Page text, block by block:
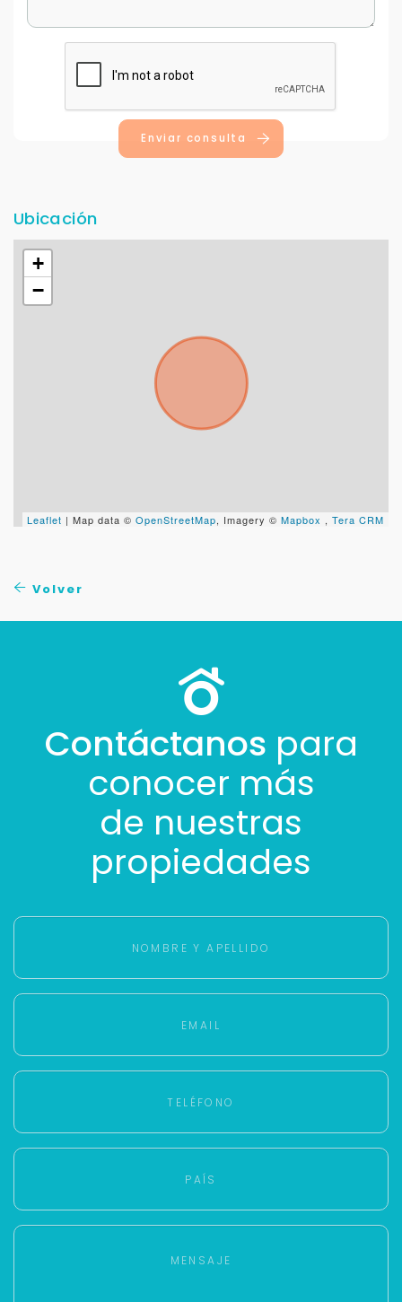
Enviar consulta
Ubicación
+
−
Leaflet | Map data © OpenStreetMap, Imagery © Mapbox , Tera CRM
Volver
Contáctanos para
conocer más
de nuestras
propiedades